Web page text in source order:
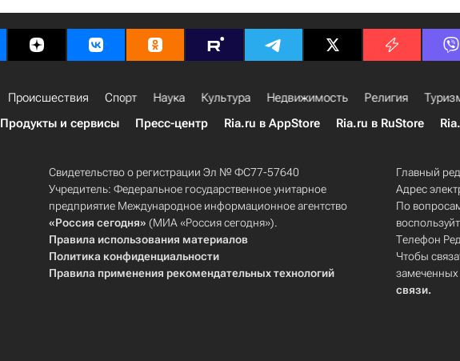
Происшествия Спорт Наука Культура Недвижимость Религия
Продукты и сервисы Пресс-центр Ria.ru в AppStore Ria.ru в RuStore
Свидетельство о регистрации Эл № ФС77-57640
Учредитель: Федеральное государственное унитарное
предприятие Международное информационное агентство
«Россия сегодня» (МИА «Россия сегодня»).
Правила использования материалов
Политика конфиденциальности
Правила применения рекомендательных технологий
Главный
Адрес
По
Телефон
Чтобы
связи.